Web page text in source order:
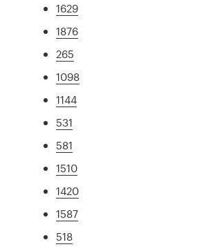
1629
1876
265
1098
1144
531
581
1510
1420
1587
518